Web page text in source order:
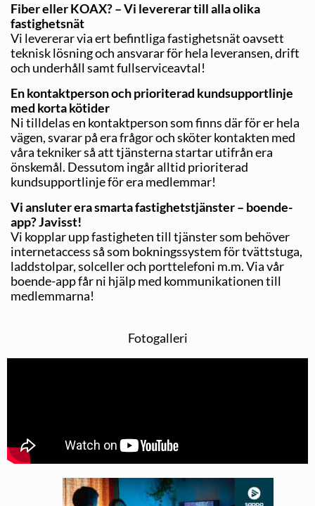
Fiber eller KOAX? – Vi levererar till alla olika
fastighetsnät
Vi levererar via ert befintliga fastighetsnät oavsett
teknisk lösning och ansvarar för hela leveransen, drift
och underhåll samt fullserviceavtal!
En kontaktperson och prioriterad kundsupportlinje
med korta kötider
Ni tilldelas en kontaktperson som finns där för er hela
vägen, svarar på era frågor och sköter kontakten med
våra tekniker så att tjänsterna startar utifrån era
önskemål. Dessutom ingår alltid prioriterad
kundsupportlinje för era medlemmar!
Vi ansluter era smarta fastighetstjänster – boende-
app? Javisst!
Vi kopplar upp fastigheten till tjänster som behöver
internetaccess så som bokningssystem för tvättstuga,
laddstolpar, solceller och porttelefoni m.m. Via vår
boende-app får ni hjälp med kommunikationen till
medlemmarna!
Fotogalleri